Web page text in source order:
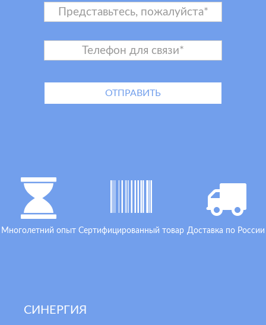
Многолетний опыт Сертифицированный товар Доставка по России
СИНЕРГИЯ